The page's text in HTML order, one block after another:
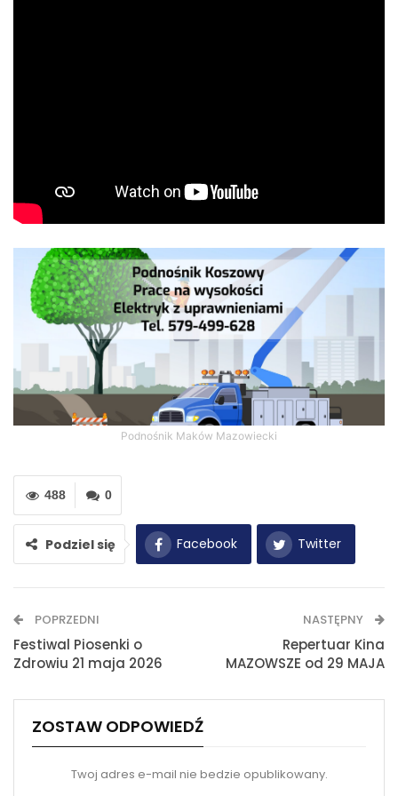
Podnośnik Maków Mazowiecki
0
488
Podziel się Facebook Twitter
Drukuj
POPRZEDNI
Festiwal Piosenki o
Zdrowiu 21 maja 2026
NASTĘPNY
Repertuar Kina
MAZOWSZE od 29 MAJA
ZOSTAW ODPOWIEDŹ
Twoj adres e-mail nie bedzie opublikowany.